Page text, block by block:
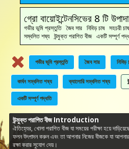
গ্রো বায়োইন্টেনসিভের 8 টি
গভীর ভূমি প্রস্তুতি জৈব সার নিবিড় চাষ সহচরী
সম্বলিত শষ্য উন্মুক্ত পরাগিত বীজ একটি সম্পূর্ণ
গভীর ভূমি প্রস্তুতি জৈব সার নিবিড়
কার্বন সম্বলিত শষ্য ক্যালোরি সম্বলিত শষ্য
একটি সম্পূর্ণ পদ্ধতি
উন্মুক্ত পরাগিত বীজ Introduction
ঐতিহ্যের, খোলা পরাগিত বীজ যা সময়ের পরীক্ষা হয়ে
ফলন উৎপাদন করুন এবং তা আপনার নিজের বীজকে যা আপনার
রক্ষা করার সুযোগ দেয়।